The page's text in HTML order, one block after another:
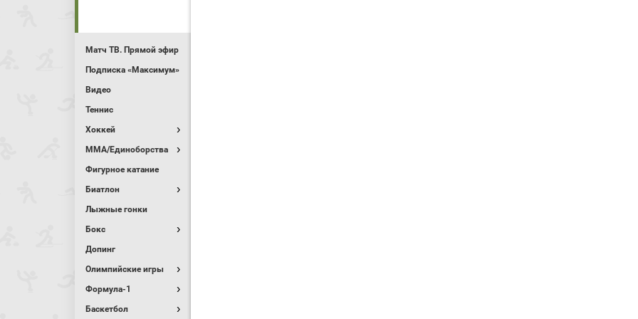
Матч ТВ. Прямой эфир
Подписка «Максимум»
Видео
Теннис
Хоккей
MMA/Единоборства
Фигурное катание
Биатлон
Лыжные гонки
Бокс
Допинг
Олимпийские игры
Формула-1
Баскетбол